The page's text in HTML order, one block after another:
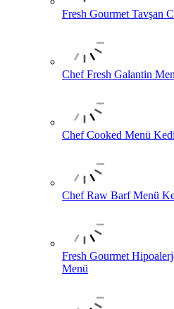
Fresh Gourmet Tavşan
Chef Fresh Galantin
Chef Cooked Menü Kedi
Chef Raw Barf Menü
Fresh Gourmet
Menü